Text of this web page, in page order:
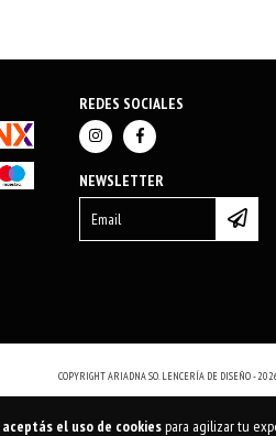
aceptás el uso de cookiespara agilizar tu
REDES SOCIALES
NEWSLETTER
COPYRIGHT ARIADNA SO. LENCERÍA DE DISEÑO -